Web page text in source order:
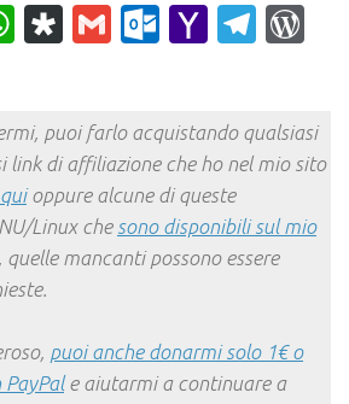
WhatsApp
Diaspora
Gmail Yahoo
puoi farlo acquistando qualsiasi
link di affiliazione che ho nel mio sito
oppure alcune di queste
Linux che sono disponibili sul mio
quelle mancanti possono essere
puoi anche donarmi solo 1€ o
PayPale aiutarmi a continuare a